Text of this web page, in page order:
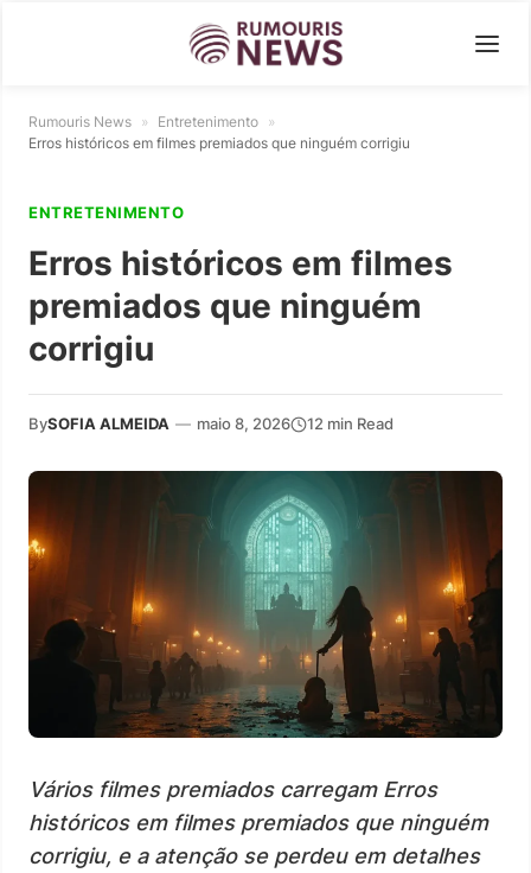
Rumouris News » Entretenimento »
Erros históricos em filmes premiados que ninguém corrigiu
ENTRETENIMENTO
Erros históricos em filmes
premiados que ninguém
corrigiu
BySOFIA ALMEIDA — maio 8, 2026 12 min Read
Vários filmes premiados carregam Erros
históricos em filmes premiados que ninguém
corrigiu, e a atenção se perdeu em detalhes